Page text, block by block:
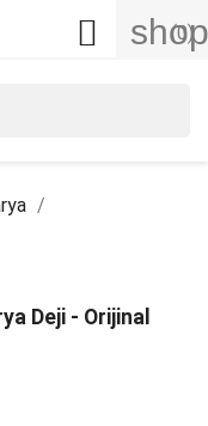
(0)

Deji - Orijinal